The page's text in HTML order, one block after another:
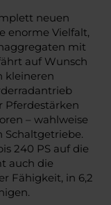
neuen
enorme Vielfalt,
mit
auf Wunsch
kleineren
Pferdestärken
– wahlweise
Schaltgetriebe.
240 PS auf die
auch die
Fähigkeit, in 6,2